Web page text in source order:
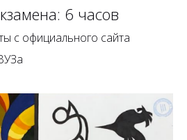
6 часов
с официального сайта